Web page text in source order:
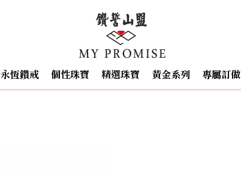
永恆鑽戒 個性珠寶 精選珠寶 黃金系列 專屬訂做